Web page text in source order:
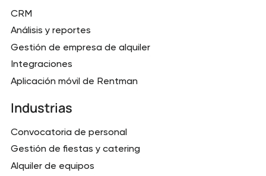
CRM
Análisis y reportes
Gestión de empresa de alquiler
Integraciones
Aplicación móvil de Rentman
Industrias
Convocatoria de personal
Gestión de fiestas y catering
Alquiler de equipos